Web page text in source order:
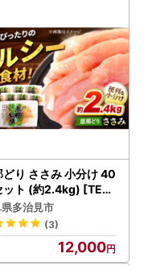
税担当 宛
中』のご記入をお願い
て
ーーーー
お届け先を変更（転
届け先までの運賃（定
どり ささみ 小分け 40
ット (約2.4kg) [TEZ
ささみ
多治見市
(3)
12,000